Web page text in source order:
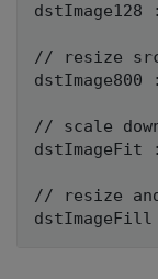
// resize
// scale
dstImageFit
// resize